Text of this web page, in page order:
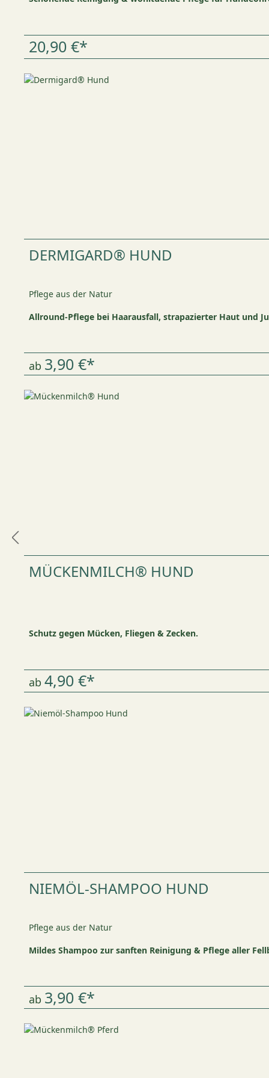
20,90 €*
DERMIGARD® HUND
Pflege aus der Natur
Allround-Pflege bei Haarausfall, strapazierter Haut und
ab 3,90 €*
MÜCKENMILCH® HUND
Schutz gegen Mücken, Fliegen & Zecken.
ab 4,90 €*
NIEMÖL-SHAMPOO HUND
Pflege aus der Natur
Mildes Shampoo zur sanften Reinigung & Pflege aller
ab 3,90 €*